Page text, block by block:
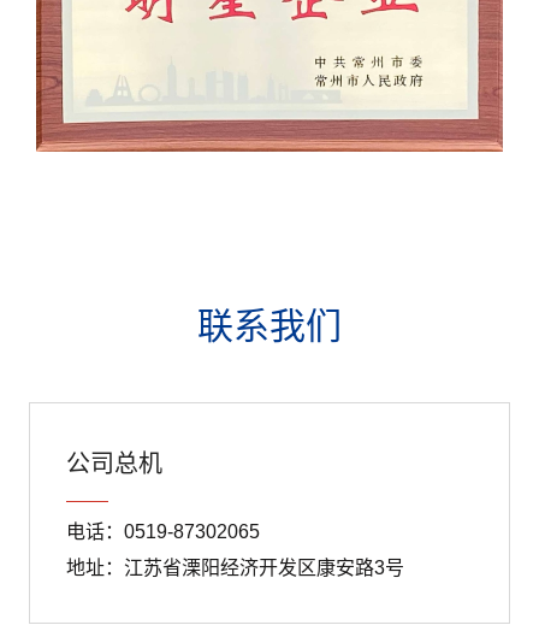
联系我们
公司总机
电话：0519-87302065
地址：江苏省溧阳经济开发区康安路3号